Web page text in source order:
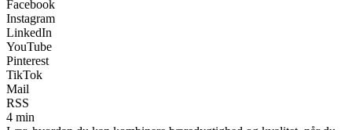
Facebook
Instagram
LinkedIn
YouTube
Pinterest
TikTok
Mail
RSS
4 min